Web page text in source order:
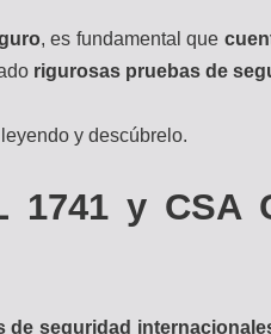
, es fundamental que
rigurosas pruebas de
y descúbrelo.
1741 y CSA
de seguridad